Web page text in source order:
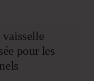
pour les